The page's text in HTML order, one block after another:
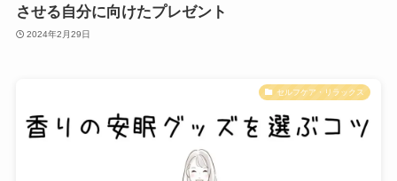
させる自分に向けたプレゼント
2024年2月29日
セルフケア・リラックス